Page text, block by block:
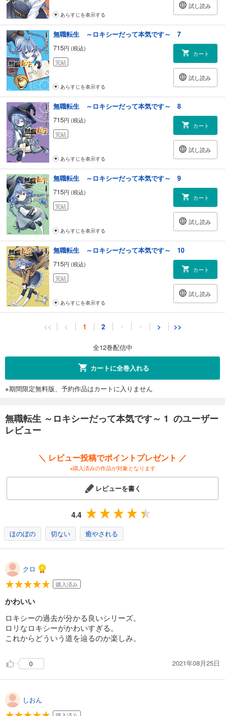
試し読み
あらすじを表示する
無職転生 ～ロキシーだって本気です～ 7
715円 (税込)
完結
カート
試し読み
あらすじを表示する
無職転生 ～ロキシーだって本気です～ 8
715円 (税込)
完結
カート
試し読み
あらすじを表示する
無職転生 ～ロキシーだって本気です～ 9
715円 (税込)
完結
カート
試し読み
あらすじを表示する
無職転生 ～ロキシーだって本気です～ 10
715円 (税込)
完結
カート
試し読み
あらすじを表示する
無職転生 ～ロキシーだって本気です～ 11
あらすじを表示する
無職転生 ～ロキシーだって本気です～ 12
完結
カート
<< < 1 2 ・ ・ > >>
全12巻配信中
カートに全巻入れる
※期間限定無料版、予約作品はカートに入りません
無職転生 ～ロキシーだって本気です～ 1 のユーザー
レビュー
＼ レビュー投稿でポイントプレゼント ／
※購入済みの作品が対象となります
レビューを書く
4.4
ほのぼの 切ない 癒やされる
クロ
購入済み
かわいい
ロキシーの過去が分かる良いシリーズ。
ロリなロキシーがかわいすぎる。
これからどういう道を辿るのか楽しみ。
0 2021年08月25日
しおん